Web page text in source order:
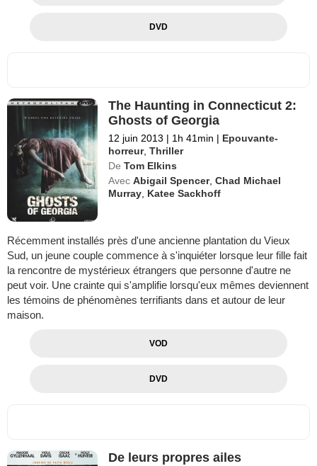
DVD
The Haunting in Connecticut 2:
Ghosts of Georgia
12 juin 2013 | 1h 41min | Epouvante-
horreur,Thriller
De Tom Elkins
Avec Abigail Spencer,Chad Michael
Murray, Katee Sackhoff
Récemment installés près d'une ancienne plantation du Vieux
Sud, un jeune couple commence à s'inquiéter lorsque leur fille fait
la rencontre de mystérieux étrangers que personne d'autre ne
peut voir. Une crainte qui s'amplifie lorsqu'eux mêmes deviennent
les témoins de phénomènes terrifiants dans et autour de leur
maison.
VOD
DVD
De leurs propres ailes